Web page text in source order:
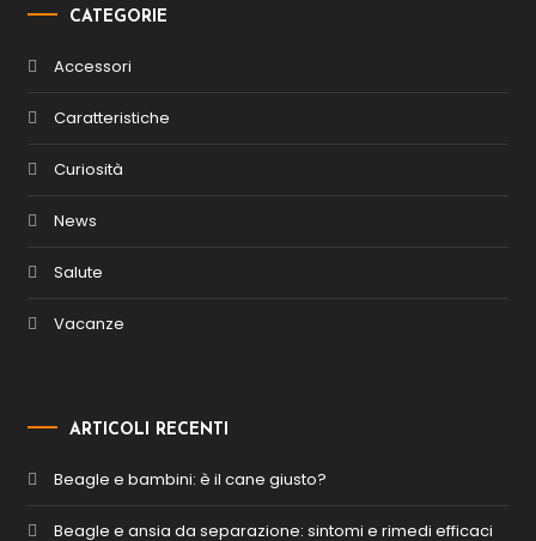
CATEGORIE
Accessori
Caratteristiche
Curiosità
News
Salute
Vacanze
ARTICOLI RECENTI
Beagle e bambini: è il cane giusto?
Beagle e ansia da separazione: sintomi e rimedi efficaci